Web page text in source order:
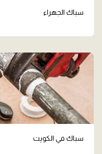
سباك الجهراء
سباك في الكويت